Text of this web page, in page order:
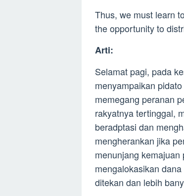
Thus, we must learn
the opportunity to
Arti:
Selamat pagi, pada
menyampaikan
memegang peranan
rakyatnya tertinggal,
beradptasi dan
mengherankan jika
menunjang
mengalokasikan
ditekan dan lebih